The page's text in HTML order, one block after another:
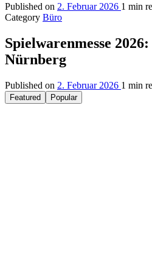
Published on 2. Februar 2026 1 min
Category Büro
Spielwarenmesse
Nürnberg
Published on 2. Februar 2026 1 min
Featured Popular